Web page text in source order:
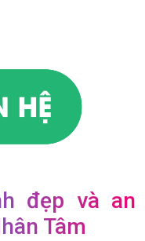
đẹp và an
Tâm